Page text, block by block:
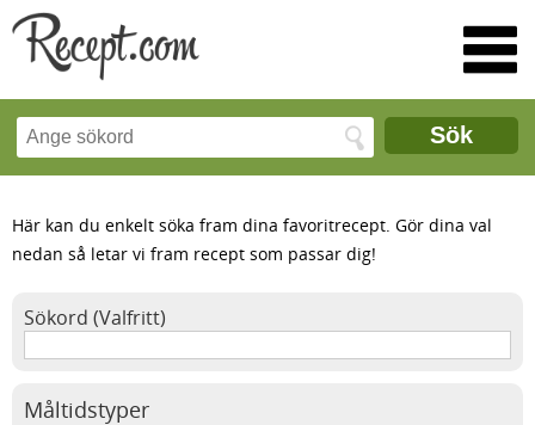
Sök
Här kan du enkelt söka fram dina favoritrecept. Gör dina val
nedan så letar vi fram recept som passar dig!
Sökord (Valfritt)
Måltidstyper